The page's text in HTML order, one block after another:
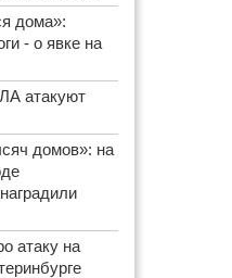
дома»:
- о явке на
атакуют
домов»: на
атаку на